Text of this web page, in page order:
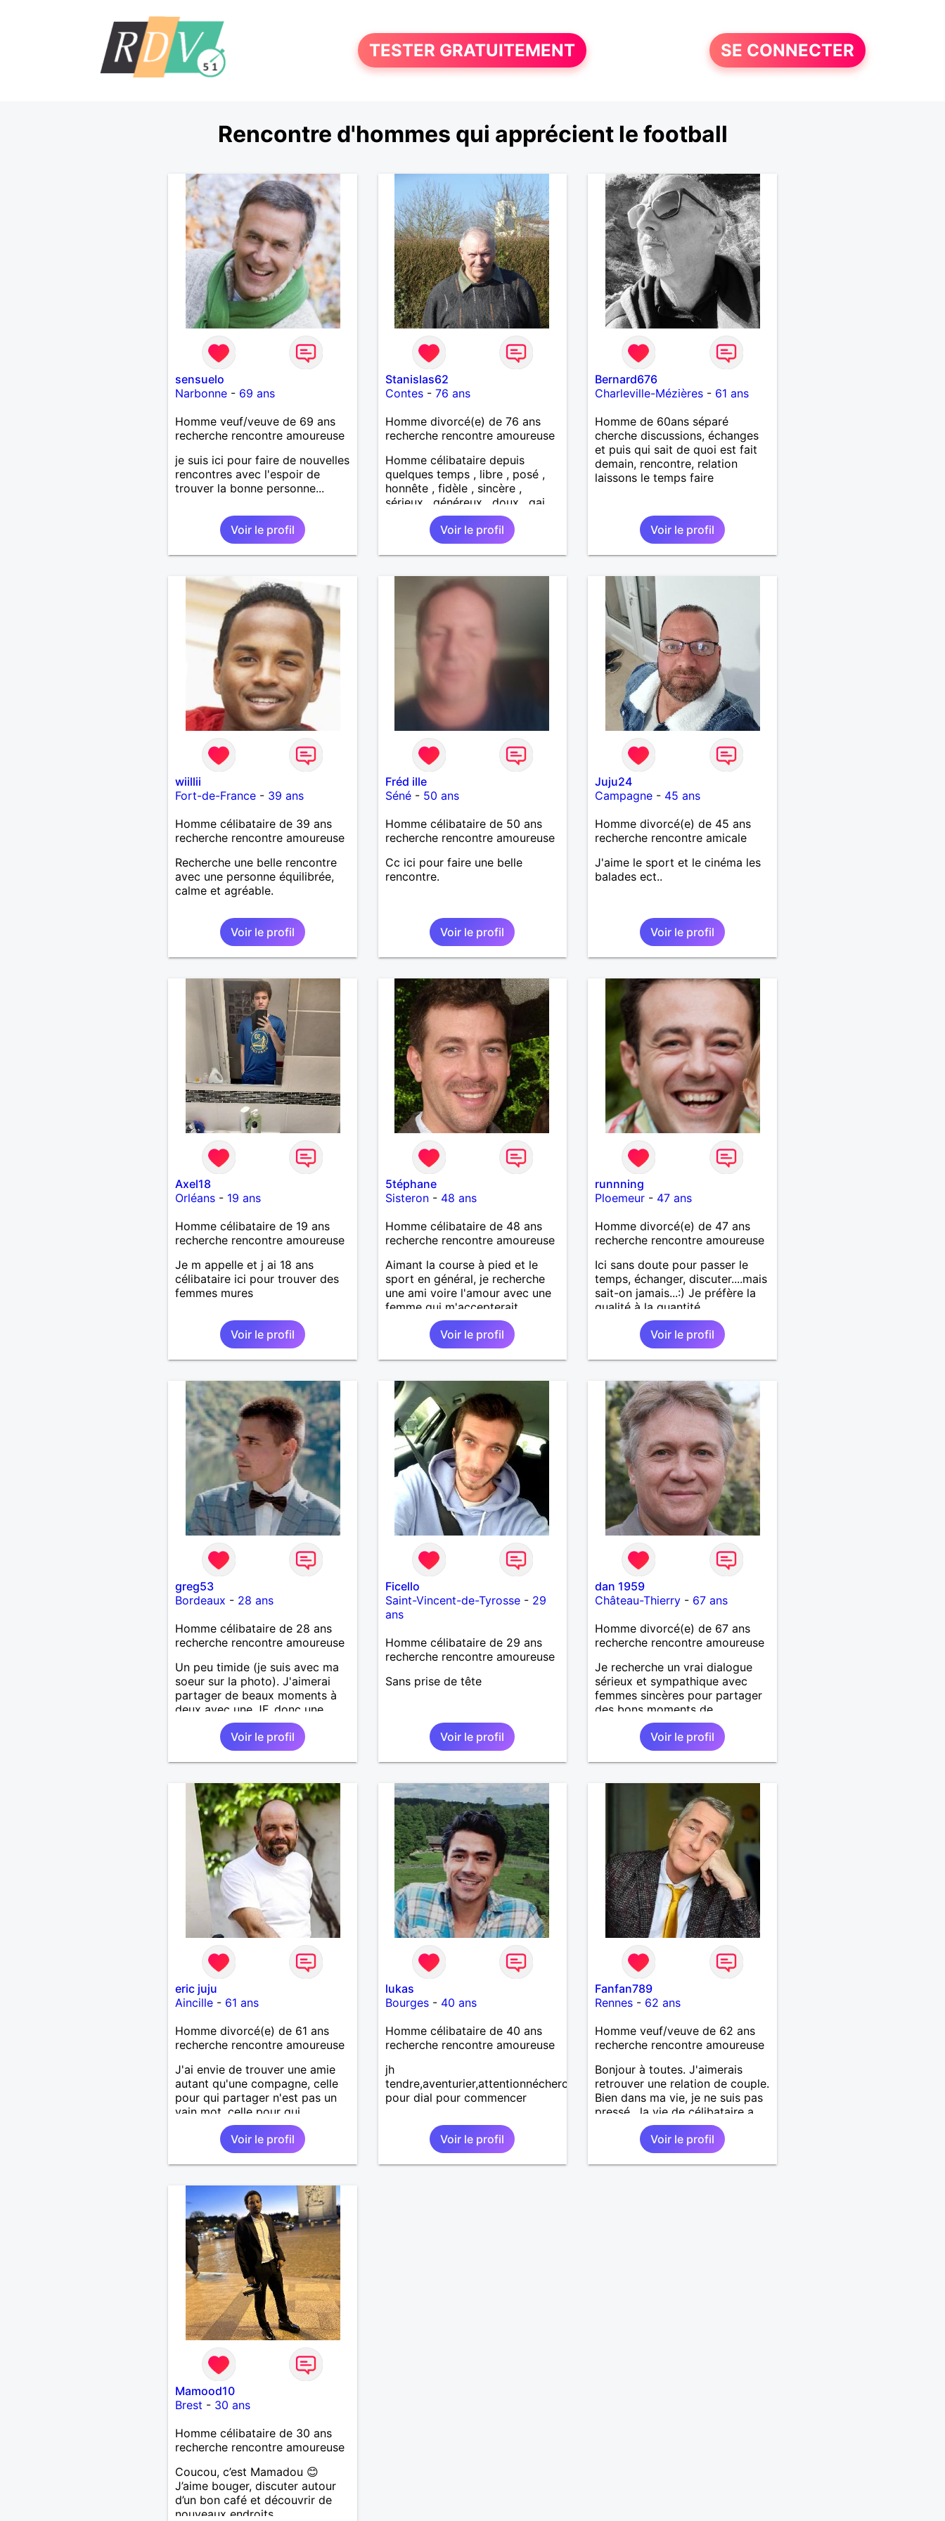
TESTER GRATUITEMENT SE CONNECTER
Rencontre d'hommes qui apprécient le football
sensuelo
Narbonne- 69 ans
Homme veuf/veuve de 69 ans
recherche rencontre amoureuse
je suis ici pour faire de nouvelles
rencontres avec l'espoir de
trouver la bonne personne...
Voir le profil
Stanislas62
Contes- 76 ans
Homme divorcé(e) de 76 ans
recherche rencontre amoureuse
Homme célibataire depuis
quelques temps , libre , posé ,
honnête , fidèle , sincère ,
sérieux , généreux , doux , gai ,
sympa , sociable , pas
pantouflard , humour.. Ici pour
une relation stable , durable ,
dans un respect mutuel... je
trahison , la violence , les
prétentieux ,les égoïstes... j'aime
: les sorties , la nature , la
marche / rando , la musique ,
concerts , télé , ciné , sport ,
restos , amis , cuisiner ,
découvrir nos belles régions , le
Tour de France , la mer ,la forêt ,
la montagne , les balades ..
Voir le profil
Bernard676
Charleville-Mézières - 61 ans
Homme de 60ans séparé
cherche discussions, échanges
et puis qui sait de quoi est fait
demain, rencontre, relation
laissons le temps faire
Voir le profil
wiillii
Fort-de-France- 39 ans
Homme célibataire de 39 ans
recherche rencontre amoureuse
Recherche une belle rencontre
avec une personne équilibrée,
calme et agréable.
Voir le profil
Fréd ille
Séné- 50 ans
Homme célibataire de 50 ans
recherche rencontre amoureuse
Cc ici pour faire une belle
rencontre.
Voir le profil
Juju24
Campagne - 45 ans
Homme divorcé(e) de 45 ans
recherche rencontre amicale
J'aime le sport et le cinéma les
balades ect..
Voir le profil
Axel18
Orléans- 19 ans
Homme célibataire de 19 ans
recherche rencontre amoureuse
Je m appelle et j ai 18 ans
célibataire ici pour trouver des
femmes mures
Voir le profil
5téphane
Sisteron- 48 ans
Homme célibataire de 48 ans
recherche rencontre amoureuse
Aimant la course à pied et le
sport en général, je recherche
une ami voire l'amour avec une
femme qui m'accepterait
comme je suis..
Voir le profil
runnning
Ploemeur - 47 ans
Homme divorcé(e) de 47 ans
recherche rencontre amoureuse
Ici sans doute pour passer le
temps, échanger, discuter....mais
sait-on jamais...:) Je préfère la
qualité à la quantité.
Voir le profil
greg53
Bordeaux - 28 ans
Homme célibataire de 28 ans
recherche rencontre amoureuse
Un peu timide (je suis avec ma
soeur sur la photo). J'aimerai
partager de beaux moments à
deux avec une JF, donc une
rencontre sérieuse pleine
d'espoir et de complicité !
Voir le profil
Ficello
Saint-Vincent-de-Tyrosse- 29
ans
Homme célibataire de 29 ans
recherche rencontre amoureuse
Sans prise de tête
Voir le profil
dan 1959
Château-Thierry - 67 ans
Homme divorcé(e) de 67 ans
recherche rencontre amoureuse
Je recherche un vrai dialogue
sérieux et sympathique avec
femmes sincères pour partager
des bons moments de
complicité.
Voir le profil
eric juju
Aincille- 61 ans
Homme divorcé(e) de 61 ans
recherche rencontre amoureuse
J'ai envie de trouver une amie
autant qu'une compagne, celle
pour qui partager n'est pas un
vain mot, celle pour qui
engagement, romantisme et
sensualité ne sont pas des
valeurs dépassées.
Voir le profil
lukas
Bourges- 40 ans
Homme célibataire de 40 ans
recherche rencontre amoureuse
jh
tendre,aventurier,attentionnécherchef
pour dial pour commencer
Voir le profil
Fanfan789
Rennes - 62 ans
Homme veuf/veuve de 62 ans
recherche rencontre amoureuse
Bonjour à toutes. J'aimerais
retrouver une relation de couple.
Bien dans ma vie, je ne suis pas
pressé , la vie de célibataire a
ses bons côtés. Cependant, je
dois bien l'avouer, une présence
féminine me manque... Pour
toutes les qualités que vous
Voir le profil
Mamood10
Brest - 30 ans
Homme célibataire de 30 ans
recherche rencontre amoureuse
Coucou, c’est Mamadou 😊
J’aime bouger, discuter autour
d’un bon café et découvrir de
nouveaux endroits.